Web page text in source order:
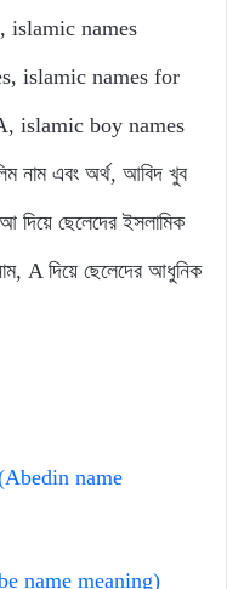
islamic names
islamic names for
islamic boy names
নাম এবং অর্থ, আবিদ খুব
দিয়ে ছেলেদের ইসলামিক
A দিয়ে ছেলেদের আধুনিক
(Abedin name
name meaning)